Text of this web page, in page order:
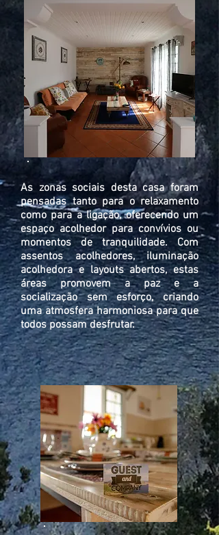
As zonas sociais desta casa foram
pensadas tanto para o relaxamento
como para a ligação, oferecendo um
espaço acolhedor para convívios ou
momentos de tranquilidade. Com
assentos acolhedores, iluminação
acolhedora e layouts abertos, estas
áreas promovem a paz e a
socialização sem esforço, criando
uma atmosfera harmoniosa para que
todos possam desfrutar.